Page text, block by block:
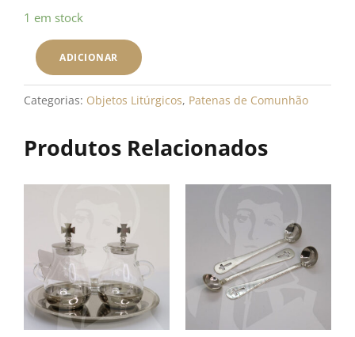
1 em stock
Quantidade
PatenaADICIONAR
Categorias: Objetos Litúrgicos, Patenas de Comunhão
Produtos Relacionados